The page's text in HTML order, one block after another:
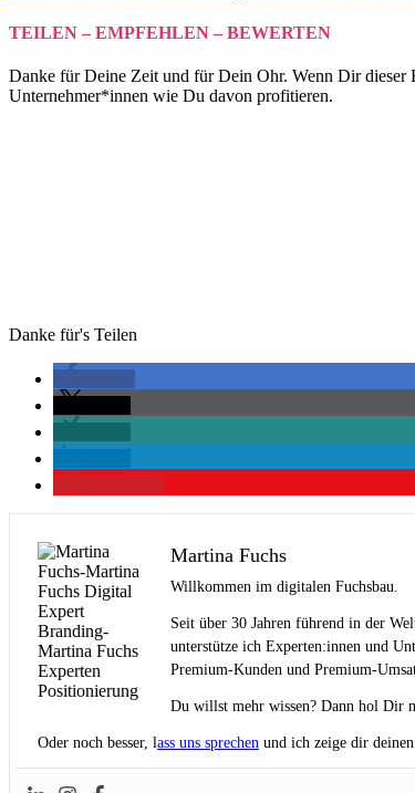
TEILEN – EMPFEHLEN – BEWERTEN
Danke für Deine Zeit und für Dein Ohr. Wenn Dir
Unternehmer*innen wie Du davon profitieren.
Danke für's Teilen
Martina Fuchs
Willkommen im digitalen Fuchsbau.
Seit über 30 Jahren führend in der
unterstütze ich Experten:innen und
Premium-Kunden und Premium-
Du willst mehr wissen? Dann hol Dir
Oder noch besser, lass uns sprechen und ich zeige dir